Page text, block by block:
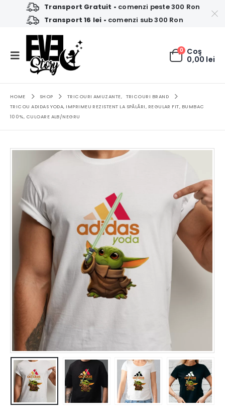
Transport Gratuit • comenzi peste 300 Ron
Transport 16 lei • comenzi sub 300 Ron
0 Coş
0,00 lei
HOME SHOP TRICOURI AMUZANTE,
TRICOURI BRAND
TRICOU ADIDAS YODA, IMPRIMEU REZISTENT LA SPĂLĂRI, REGULAR FIT, BUMBAC
100%, CULOARE ALB/NEGRU